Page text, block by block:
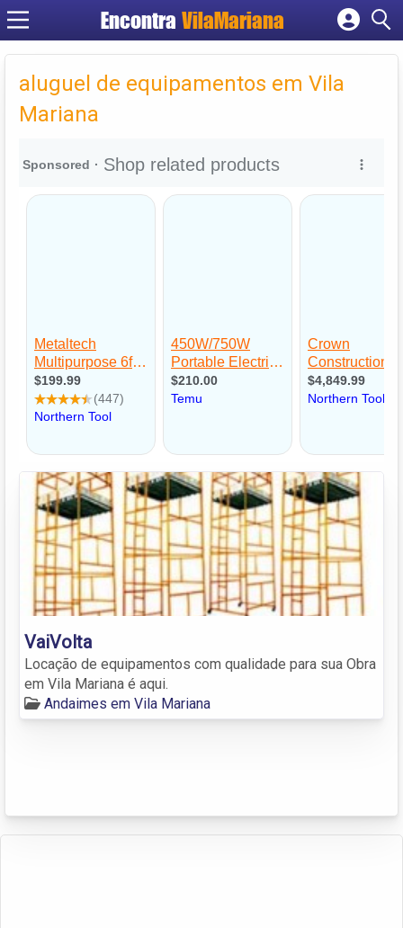
EncontraVilaMariana
Cadastrar empresa
Criar conta
aluguel de equipamentos em Vila
Mariana
VaiVolta
Locação de equipamentos com qualidade para sua Obra
em Vila Mariana é aqui.
Andaimes em Vila Mariana